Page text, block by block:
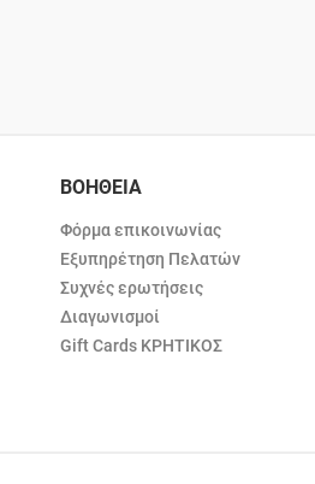
ΒΟΗΘΕΙΑ
Φόρμα επικοινωνίας
Εξυπηρέτηση Πελατών
Συχνές ερωτήσεις
Διαγωνισμοί
Gift Cards ΚΡΗΤΙΚΟΣ